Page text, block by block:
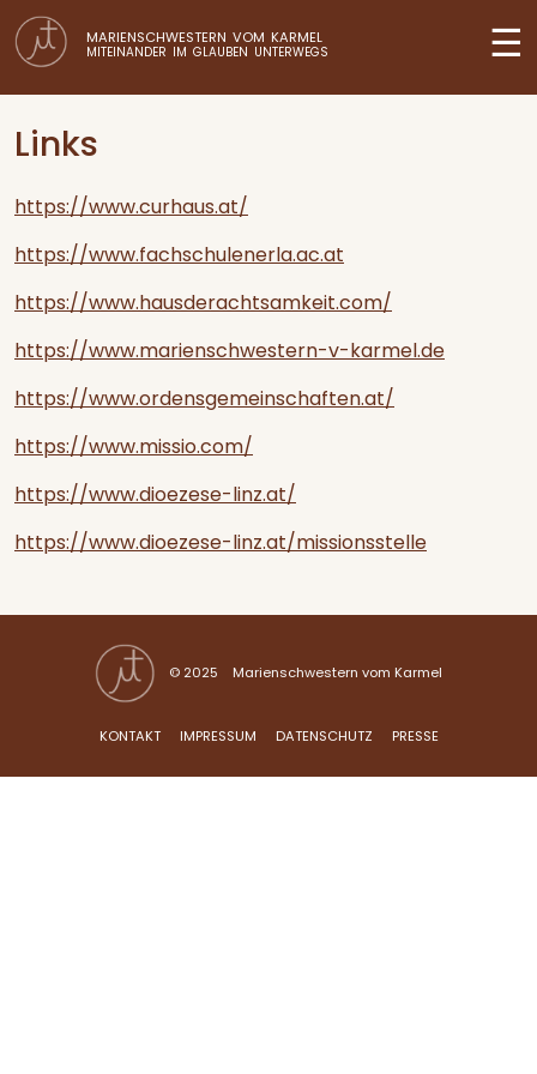
MARIENSCHWESTERN VOM KARMEL
MITEINANDER IM GLAUBEN UNTERWEGS ☰
Links
https://www.curhaus.at/
https://www.fachschulenerla.ac.at
https://www.hausderachtsamkeit.com/
https://www.marienschwestern-v-karmel.de
https://www.ordensgemeinschaften.at/
https://www.missio.com/
https://www.dioezese-linz.at/
https://www.dioezese-linz.at/missionsstelle
© 2025 Marienschwestern vom Karmel
KONTAKT IMPRESSUM DATENSCHUTZ PRESSE